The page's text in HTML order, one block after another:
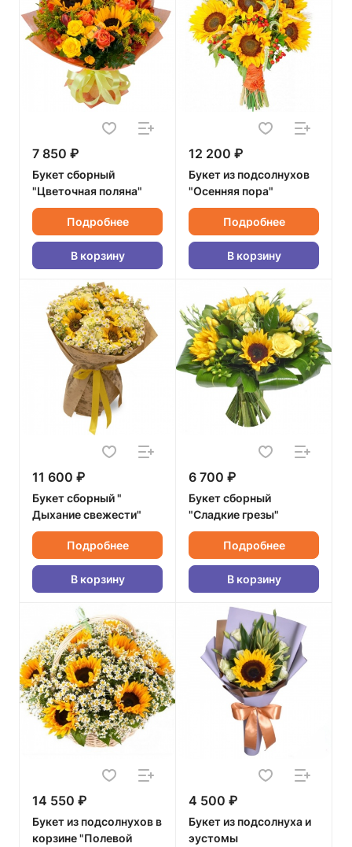
7 850 ₽
Букет сборный
"Цветочная поляна"
Подробнее
В корзину
12 200 ₽
Букет из подсолнухов
"Осенняя пора"
Подробнее
В корзину
11 600 ₽
Букет сборный "
Дыхание свежести"
Подробнее
В корзину
6 700 ₽
Букет сборный
"Сладкие грезы"
Подробнее
В корзину
14 550 ₽
Букет из подсолнухов в
корзине "Полевой
4 500 ₽
Букет из подсолнуха и
эустомы